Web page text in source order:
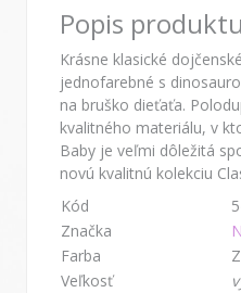
Popis produktu
Krásne klasické
jednofarebné s
na bruško dieťaťa.
kvalitného materiálu, v
Baby je veľmi dôležitá
novú kvalitnú kolekciu
Kód
Značka
Farba
Veľkosť